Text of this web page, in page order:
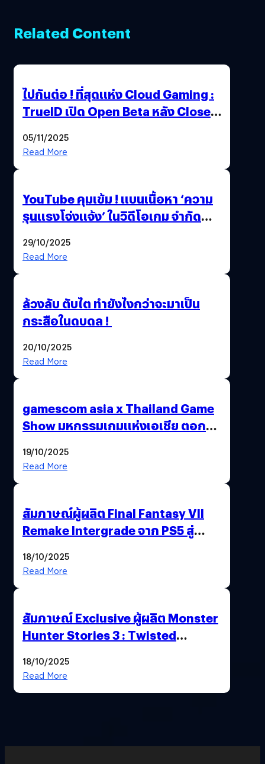
Related Content
ไปกันต่อ ! ที่สุดแห่ง Cloud Gaming :
TrueID เปิด Open Beta หลัง Close
Thailand Game Show 2025 ทะลุ 15
05/11/2025
Read More
YouTube คุมเข้ม ! แบนเนื้อหา ‘ความ
รุนแรงโจ่งแจ้ง’ ในวิดีโอเกม จำกัด
29/10/2025
Read More
ล้วงลับ ตับไต ทำยังไงกว่าจะมาเป็น
กระสือในดบดล !
20/10/2025
Read More
gamescom asia x Thailand Game
Show มหกรรมเกมแห่งเอเชีย ตอกย้ำ
พาณิชย์ร่วมชูความสำเร็จ
19/10/2025
Read More
สัมภาษณ์ผู้ผลิต Final Fantasy VII
Remake Intergrade จาก PS5 สู่
18/10/2025
Read More
สัมภาษณ์ Exclusive ผู้ผลิต Monster
Hunter Stories 3 : Twisted
สวยฉ่ำ !
18/10/2025
Read More